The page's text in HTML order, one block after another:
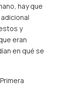
hay que
y
eran
en qué se